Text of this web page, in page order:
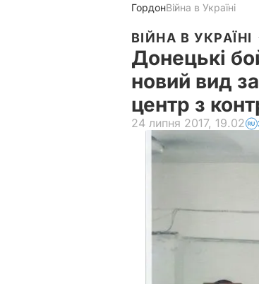
ГордонВійна в Україні
ВІЙНА В УКРАЇНІ
Донецькі
новий вид
центр з
24 липня 2017, 19.02